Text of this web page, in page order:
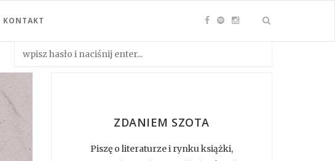
KONTAKT
ZDANIEM SZOTA
Piszę o literaturze i rynku książki,